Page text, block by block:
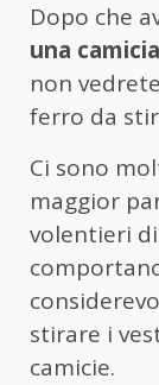
Dopo che
una
non
ferro da
Ci sono
maggior
volentieri
stirare i
camicie.